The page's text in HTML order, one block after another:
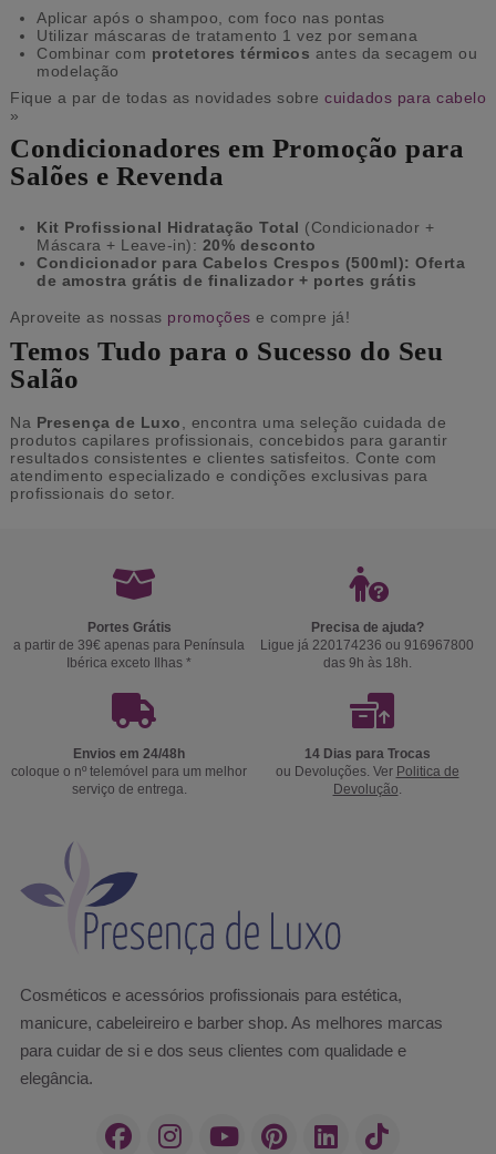
Aplicar após o shampoo, com foco nas pontas
Utilizar máscaras de tratamento 1 vez por semana
Combinar com protetores térmicos antes da secagem ou
modelação
Fique a par de todas as novidades sobre cuidados para cabelo
»
Condicionadores em Promoção para
Salões e Revenda
Kit Profissional Hidratação Total (Condicionador +
Máscara + Leave-in): 20% desconto
Condicionador para Cabelos Crespos (500ml): Oferta
de amostra grátis de finalizador + portes grátis
Aproveite as nossas promoções e compre já!
Temos Tudo para o Sucesso do Seu
Salão
Na Presença de Luxo , encontra uma seleção cuidada de
produtos capilares profissionais, concebidos para garantir
resultados consistentes e clientes satisfeitos. Conte com
atendimento especializado e condições exclusivas para
profissionais do setor.
Portes Grátis
a partir de 39€ apenas para Península
Ibérica exceto Ilhas *
Precisa de ajuda?
Ligue já 220174236 ou 916967800
das 9h às 18h.
Envios em 24/48h
coloque o nº telemóvel para um melhor
serviço de entrega.
14 Dias para Trocas
ou Devoluções. Ver Politica de
Devolução.
Cosméticos e acessórios profissionais para estética,
manicure, cabeleireiro e barber shop. As melhores marcas
para cuidar de si e dos seus clientes com qualidade e
elegância.